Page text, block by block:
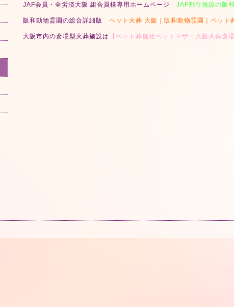
JAF会員・全労済大阪 組合員様専用ホームページ JAF割引施設の阪
阪和動物霊園の総合詳細版 ペット火葬 大阪｜阪和動物霊園｜ペット
大阪市内の斎場型火葬施設は 【ペット葬儀社ペットマザー大阪火葬斎場